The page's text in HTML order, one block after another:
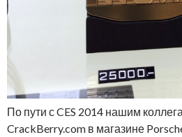
По пути с CES 2014 нашим
CrackBerry.com в магазине